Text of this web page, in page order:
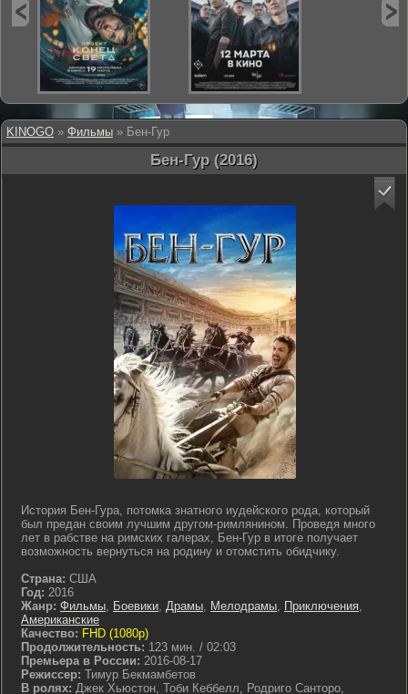
KINOGO » Фильмы » Бен-Гур
Бен-Гур (2016)
История Бен-Гура, потомка знатного иудейского рода, который
был предан своим лучшим другом-римлянином. Проведя много
лет в рабстве на римских галерах, Бен-Гур в итоге получает
возможность вернуться на родину и отомстить обидчику.
Страна: США
Год: 2016
Жанр: Фильмы, Боевики, Драмы, Мелодрамы, Приключения,
Американские
Качество: FHD (1080p)
Продолжительность: 123 мин. / 02:03
Премьера в России: 2016-08-17
Режиссер: Тимур Бекмамбетов
В ролях: Джек Хьюстон, Тоби Кеббелл, Родриго Санторо,